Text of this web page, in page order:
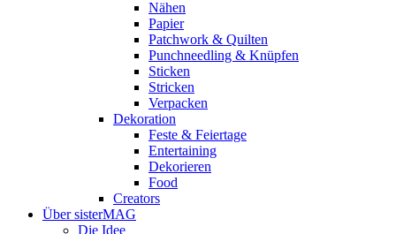
Nähen
Papier
Patchwork & Quilten
Punchneedling & Knüpfen
Sticken
Stricken
Verpacken
Dekoration
Feste & Feiertage
Entertaining
Dekorieren
Food
Creators
Über sisterMAG
Die Idee